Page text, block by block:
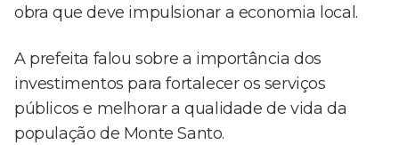
obra que deve impulsionar a economia local.
A prefeita falou sobre a importância dos
investimentos para fortalecer os serviços
públicos e melhorar a qualidade de vida da
população de Monte Santo.